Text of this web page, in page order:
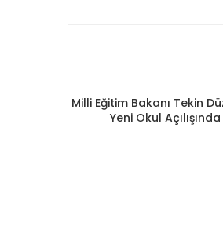
Milli Eğitim Bakanı Tekin
Yeni Okul Açılışında